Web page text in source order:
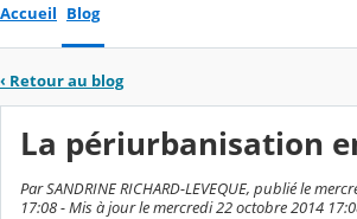
Accueil Blog
‹ Retour au blog
La périurbanisation
Par SANDRINE RICHARD-LEVEQUE, publié le
17:08 - Mis à jour le mercredi 22 octobre 2014